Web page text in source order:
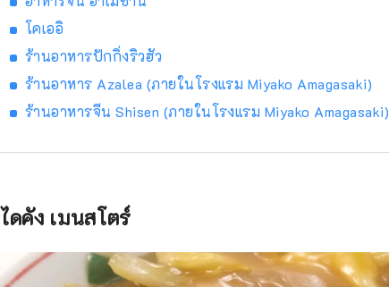
โคเออิ
ร้านอาหารปักกิ่งริวฮัว
ร้านอาหาร Azalea (ภายในโรงแรม Miyako Amagasaki)
ร้านอาหารจีน Shisen (ภายในโรงแรม Miyako Amagasaki)
ไดคัง เมนสโตร์